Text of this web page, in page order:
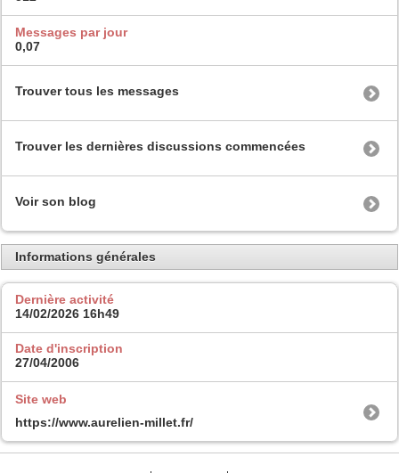
Messages par jour
0,07
Trouver tous les messages
Trouver les dernières discussions commencées
Voir son blog
Informations générales
Dernière activité
14/02/2026 16h49
Date d'inscription
27/04/2006
Site web
https://www.aurelien-millet.fr/